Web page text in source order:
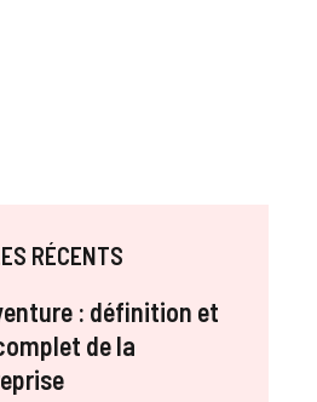
RÉCENTS
: définition et
de la